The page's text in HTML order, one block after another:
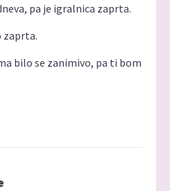
pa je igralnica zaprta.
zaprta.
bilo se zanimivo, pa ti bom